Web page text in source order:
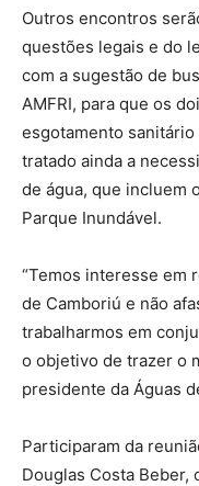
Outros encontros
questões legais e do
com a sugestão de
AMFRI, para que os
esgotamento sanitário
tratado ainda a
de água, que incluem
Parque Inundável.
“Temos interesse em
de Camboriú e não
trabalharmos em
o objetivo de trazer o
presidente da Águas
Participaram da
Douglas Costa